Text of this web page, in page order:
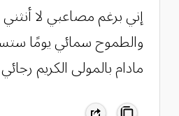
إني برغم مصاعبي لا
والطموح سمائي يومًا
مادام بالمولى الكريم رجائي